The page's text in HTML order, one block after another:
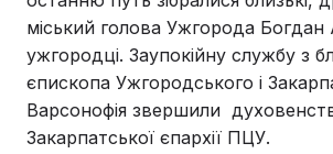
міський голова Ужгорода Богдан
ужгородці. Заупокійну службу з
єпископа Ужгородського і
Варсонофія звершили
Закарпатської єпархії ПЦУ.